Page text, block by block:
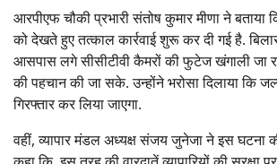
आरपीएफ चौकी प्रभारी संतोष कुमार मीणा ने बताया
को देखते हुए तत्काल कार्रवाई शुरू कर दी गई है.
आसपास लगे सीसीटीवी कैमरों की फुटेज खंगाली जा
की पहचान की जा सके. उन्होंने भरोसा दिलाया कि
गिरफ्तार कर लिया जाएगा.
वहीं, व्यापार मंडल अध्यक्ष संजय जुनेजा ने इस घटना